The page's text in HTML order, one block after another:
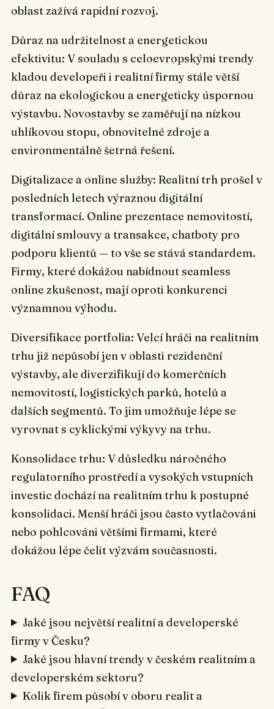
oblast zažívá rapidní rozvoj.
Důraz na udržitelnost a energetickou
efektivitu: V souladu s celoevropskými trendy
kladou developeři i realitní firmy stále větší
důraz na ekologickou a energeticky úspornou
výstavbu. Novostavby se zaměřují na nízkou
uhlíkovou stopu, obnovitelné zdroje a
environmentálně šetrná řešení.
Digitalizace a online služby: Realitní trh prošel v
posledních letech výraznou digitální
transformací. Online prezentace nemovitostí,
digitální smlouvy a transakce, chatboty pro
podporu klientů — to vše se stává standardem.
Firmy, které dokážou nabídnout seamless
online zkušenost, mají oproti konkurenci
významnou výhodu.
Diversifikace portfolia: Velcí hráči na realitním
trhu již nepůsobí jen v oblasti rezidenční
výstavby, ale diverzifikují do komerčních
nemovitostí, logistických parků, hotelů a
dalších segmentů. To jim umožňuje lépe se
vyrovnat s cyklickými výkyvy na trhu.
Konsolidace trhu: V důsledku náročného
regulatorního prostředí a vysokých vstupních
investic dochází na realitním trhu k postupné
konsolidaci. Menší hráči jsou často vytlačováni
nebo pohlcováni většími firmami, které
dokážou lépe čelit výzvám současnosti.
FAQ
Jaké jsou největší realitní a developerské
firmy v Česku?
Jaké jsou hlavní trendy v českém realitním a
developerském sektoru?
Kolik firem působí v oboru realit a